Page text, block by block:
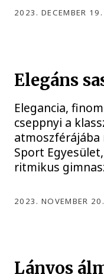
2023. DECEMBER
Elegáns
Elegancia,
cseppnyi a
atmoszférájába
Sport
ritmikus
2023. NOVEMBER
Lányos